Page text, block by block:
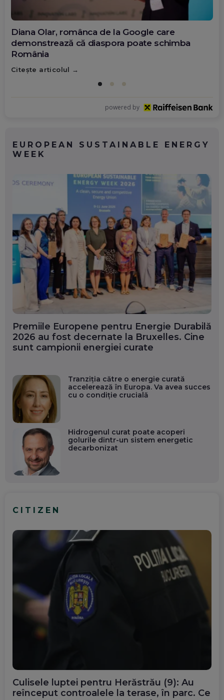
Diana Olar, românca de la Google care
demonstrează că diaspora poate schimba
România
Citește articolul
powered by
EUROPEAN SUSTAINABLE ENERGY
WEEK
Premiile Europene pentru Energie Durabilă
2026 au fost decernate la Bruxelles. Cine
sunt campionii energiei curate
Tranziția către o energie curată
accelerează în Europa. Va avea succes
cu o condiție crucială
Hidrogenul curat poate acoperi
golurile dintr-un sistem energetic
decarbonizat
CITIZEN
Culisele luptei pentru Herăstrău (9): Au
reînceput controalele la terase, în parc. Ce